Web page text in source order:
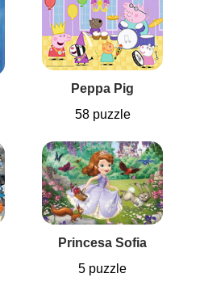
Peppa Pig
58 puzzle
Princesa Sofia
5 puzzle